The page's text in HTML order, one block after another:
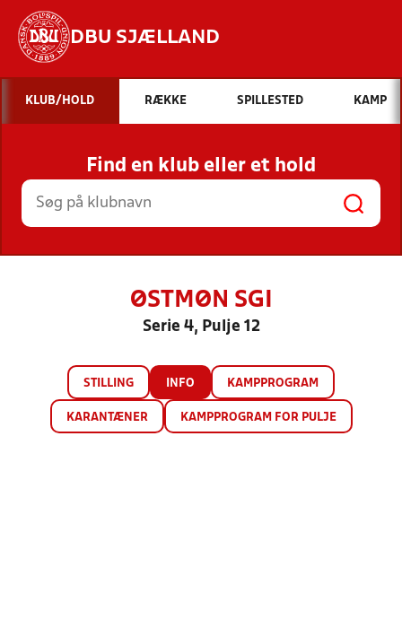
DBU SJÆLLAND
Hvad vil du søge efter?
INDHOLD OG NYHEDER
STILLINGER, RESULTATER, KLUBBER OG
HOLD
KLUB/HOLD RÆKKE SPILLESTED KAMP
Find en klub eller et hold
ØSTMØN SGI
Serie 4, Pulje 12
STILLING INFO KAMPPROGRAM
KARANTÆNER KAMPPROGRAM FOR PULJE